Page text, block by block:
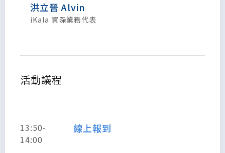
洪立晉 Alvin
iKala 資深業務代表
活動議程
13:50-
14:00
線上報到